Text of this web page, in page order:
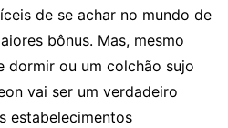
de se achar no mundo de
bônus. Mas, mesmo
dormir ou um colchão sujo
vai ser um verdadeiro
estabelecimentos